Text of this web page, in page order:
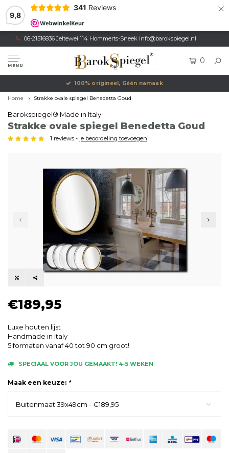
9,8
341 Reviews ×
06-21516836 Jeltewei 114 Hommerts-Sneek info@barokspiegel.nl
MENU
0
100% origineel, Géén namaak
Home Strakke ovale spiegel Benedetta Goud
Barokspiegel® Made in Italy
Strakke ovale spiegel Benedetta Goud
1 reviews - je beoordeling toevoegen
€189,95
Luxe houten lijst
Handmade in Italy
5 formaten vanaf 40 tot 90 cm groot!
SPECIAAL VOOR JOU GEMAAKT! 4-5 WEKEN
Maak een keuze: *
Buitenmaat 39x49cm - €189,95